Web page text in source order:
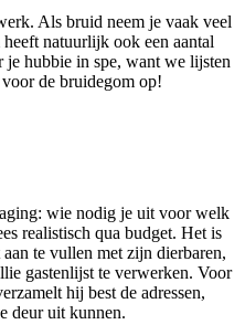
Als bruid neem je vaak veel
natuurlijk ook een aantal
je hubbie in spe, want we lijsten
de bruidegom op!
wie nodig je uit voor welk
realistisch qua budget. Het is
te vullen met zijn dierbaren,
gastenlijst te verwerken. Voor
hij best de adressen,
deur uit kunnen.